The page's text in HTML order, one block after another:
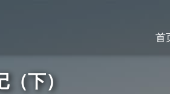
首
下）